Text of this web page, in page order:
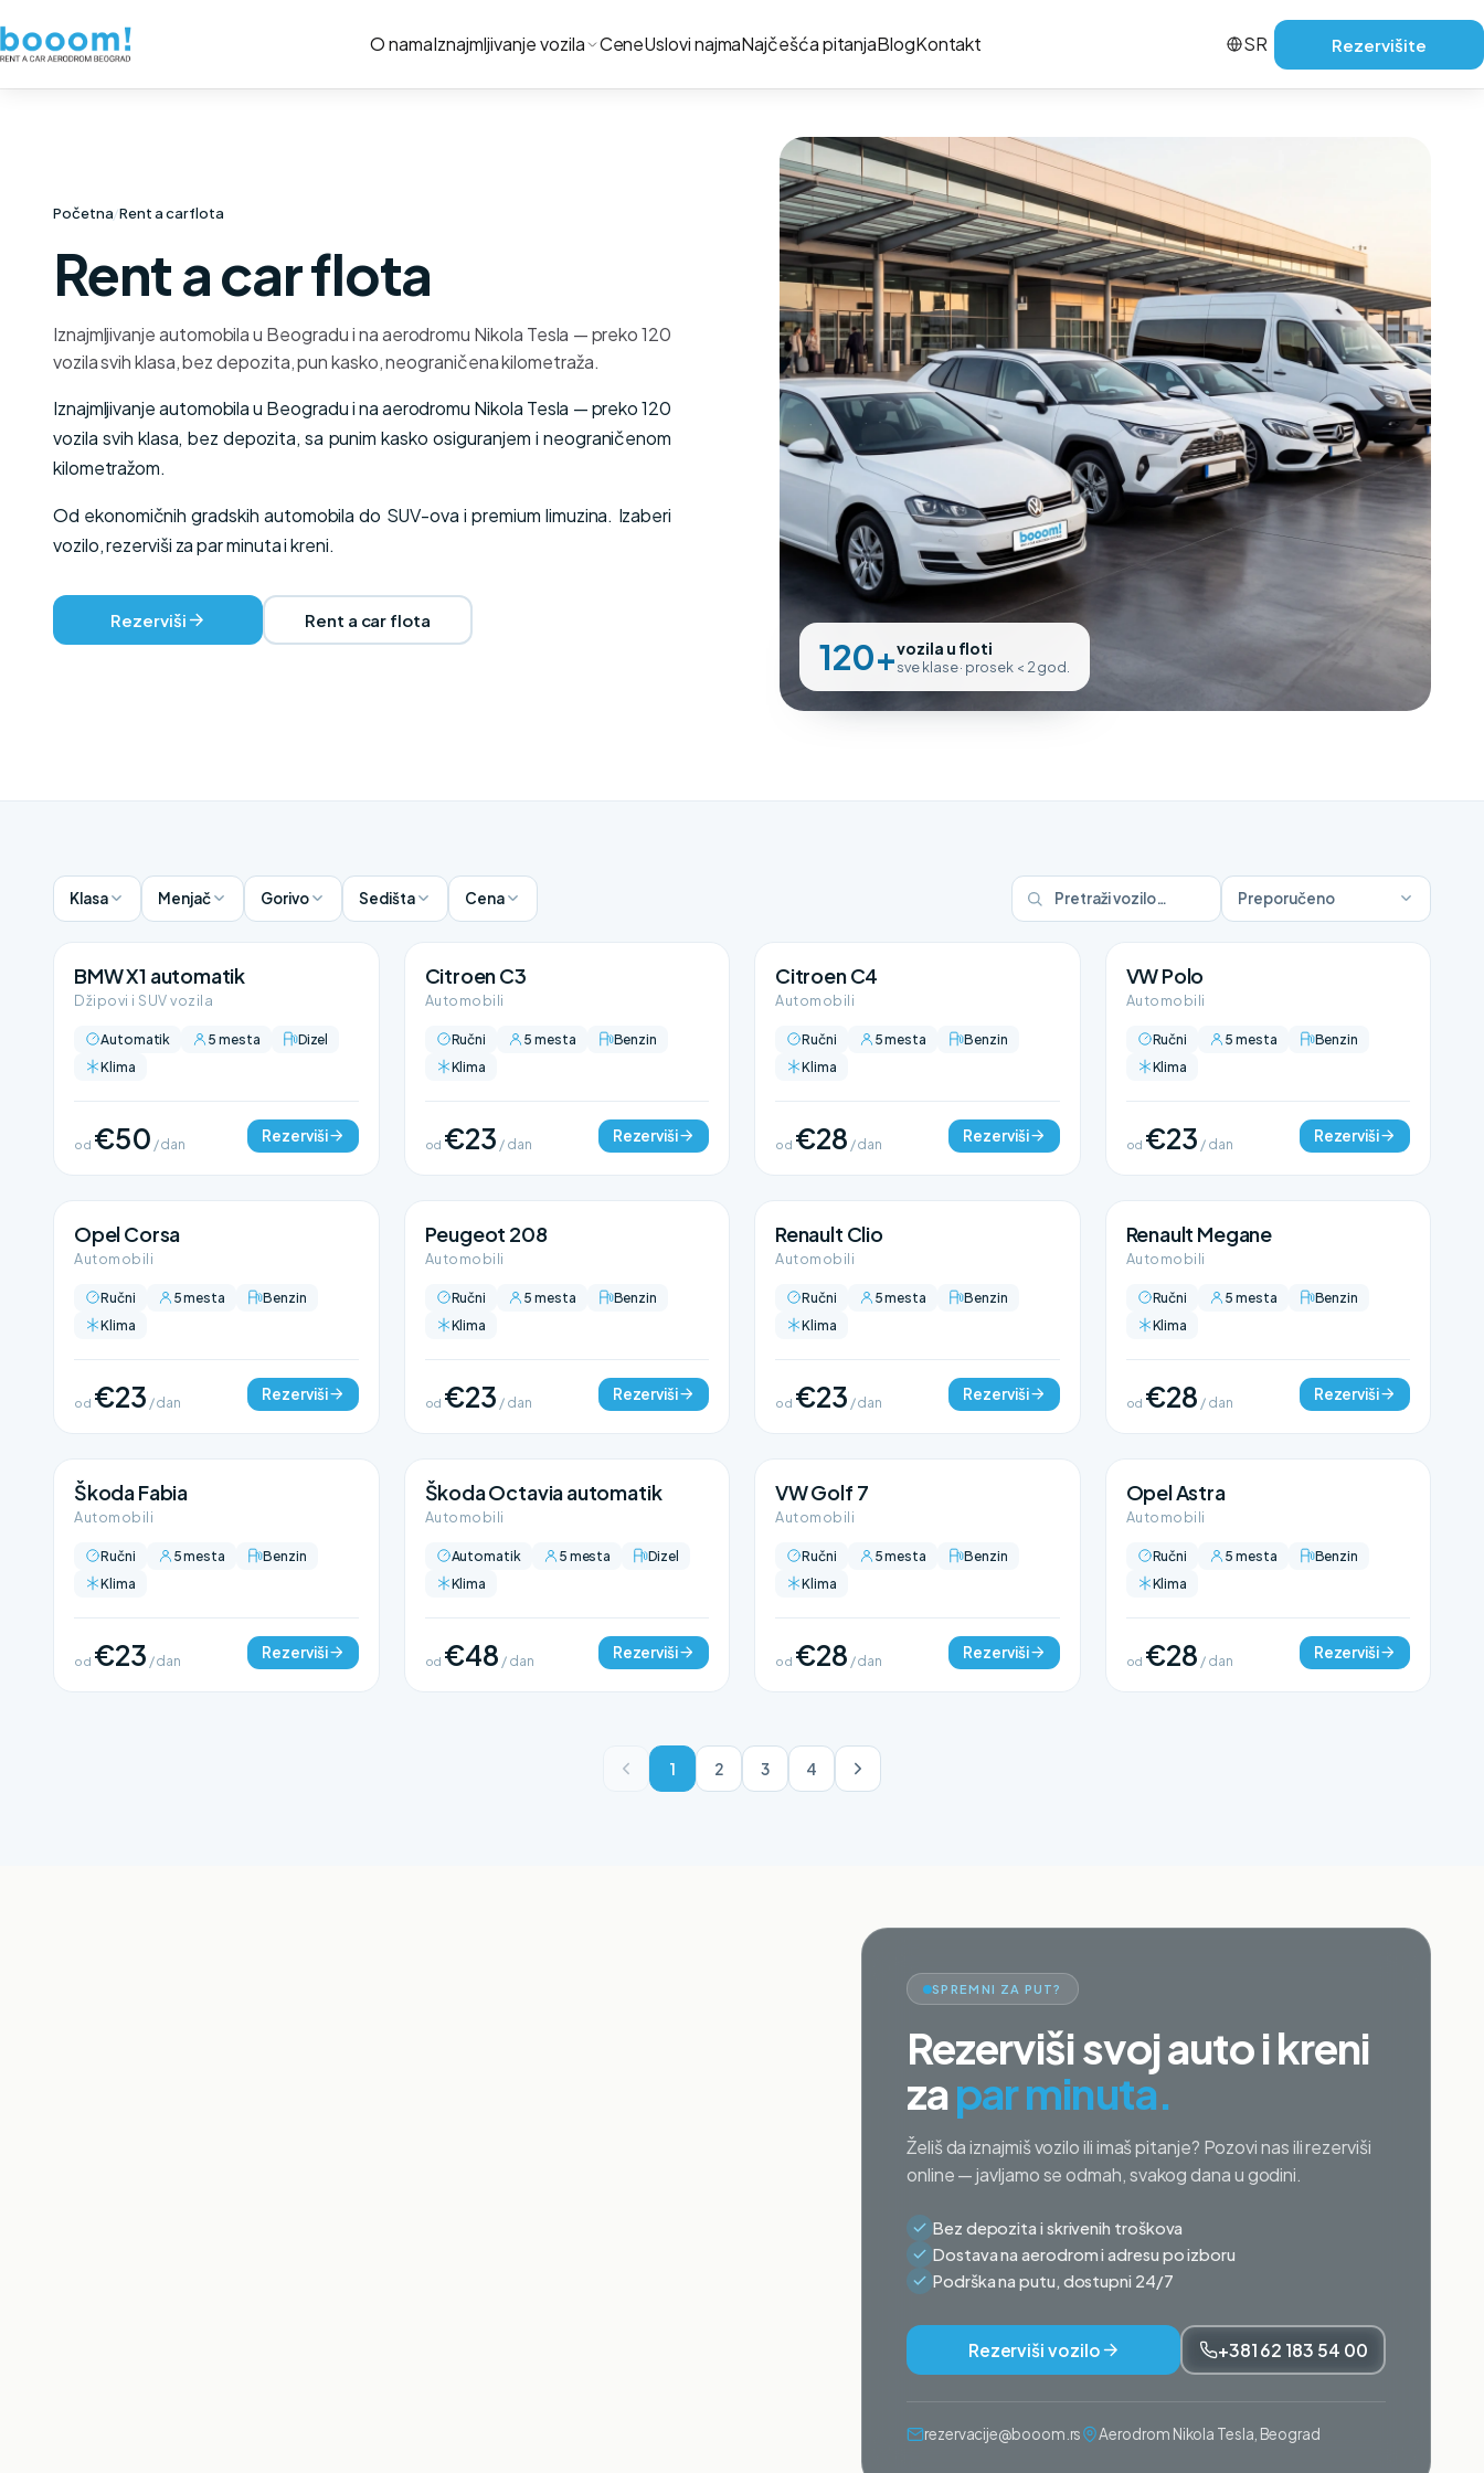
O namaIznajmljivanje vozila CeneUslovi najmaNajčešća pitanjaBlogKontakt SR Rezervišite
Početna/Rent a car flota
Rent a car flota
Iznajmljivanje automobila u Beogradu i na aerodromu Nikola Tesla — preko 120
vozila svih klasa, bez depozita, pun kasko, neograničena kilometraža.
Iznajmljivanje automobila u Beogradu i na aerodromu Nikola Tesla — preko 120
vozila svih klasa, bez depozita, sa punim kasko osiguranjem i neograničenom
kilometražom.
Od ekonomičnih gradskih automobila do SUV-ova i premium limuzina. Izaberi
vozilo, rezerviši za par minuta i kreni.
Rezerviši Rent a car flota
120+vozila u floti
sve klase · prosek < 2 god.
Klasa Menjač Gorivo Sedišta Cena Preporučeno
BMW X1 automatik
Džipovi i SUV vozila
Automatik 5 mesta
Dizel
Klima
od €50 / dan Rezerviši
Citroen C3
Automobili
Ručni 5 mesta
Benzin
Klima
od €23 / dan Rezerviši
Citroen C4
Automobili
Ručni 5 mesta
Benzin
Klima
od €28 / dan Rezerviši
VW Polo
Automobili
Ručni 5 mesta
Benzin
Klima
od €23 / dan Rezerviši
Opel Corsa
Automobili
Ručni 5 mesta
Benzin
Klima
od €23 / dan Rezerviši
Peugeot 208
Automobili
Ručni 5 mesta
Benzin
Klima
od €23 / dan Rezerviši
Renault Clio
Automobili
Ručni 5 mesta
Benzin
Klima
od €23 / dan Rezerviši
Renault Megane
Automobili
Ručni 5 mesta
Benzin
Klima
od €28 / dan Rezerviši
Škoda Fabia
Automobili
Ručni 5 mesta
Benzin
Klima
od €23 / dan Rezerviši
Škoda Octavia automatik
Automobili
Automatik 5 mesta
Dizel
Klima
od €48 / dan Rezerviši
VW Golf 7
Automobili
Ručni 5 mesta
Benzin
Klima
od €28 / dan Rezerviši
Opel Astra
Automobili
Ručni 5 mesta
Benzin
Klima
od €28 / dan Rezerviši
1 2 3 4
SPREMNI ZA PUT?
Rezerviši svoj auto i kreni
zapar minuta.
Želiš da iznajmiš vozilo ili imaš pitanje? Pozovi nas ili rezerviši
online — javljamo se odmah, svakog dana u godini.
Bez depozita i skrivenih troškova
Dostava na aerodrom i adresu po izboru
Podrška na putu, dostupni 24/7
Rezerviši vozilo +381 62 183 54 00
rezervacije@booom.rs Aerodrom Nikola Tesla, Beograd